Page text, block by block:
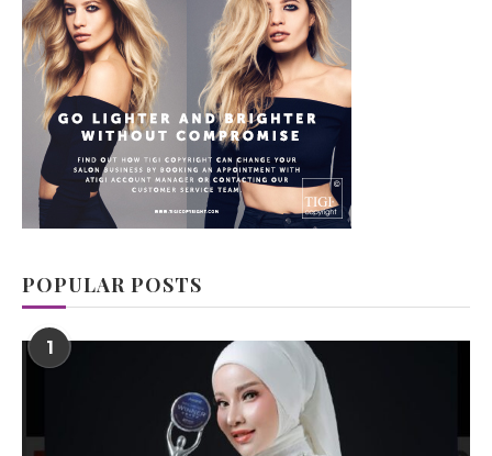
POPULAR POSTS
1